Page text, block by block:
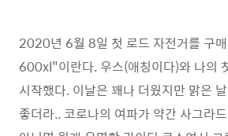
2020년 6월 8일 첫 로드 자전거를 구
600xl"이란다. 우스(애칭이다)와 나의
시작했다. 이날은 꽤나 더웠지만 맑은
좋더라.. 코로나의 여파가 약간 사그라